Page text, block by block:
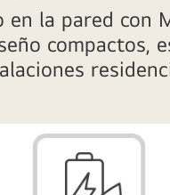
la pared con
compactos,